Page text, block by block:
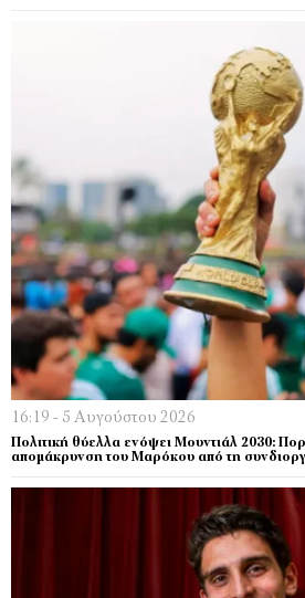
16:19 - 5 Αυγούστου 2026
Πολιτική θύελλα ενόψει Μουντιάλ 2030:
απομάκρυνση του Μαρόκου από τη